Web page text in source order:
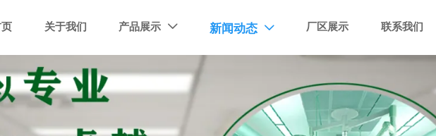
关于我们 产品展示  新闻动态  厂区展示 联系我们